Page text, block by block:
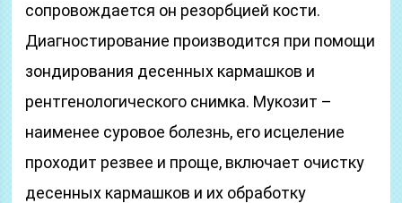
сопровождается он резорбцией кости.
Диагностирование производится при помощи
зондирования десенных кармашков и
рентгенологического снимка. Мукозит –
наименее суровое болезнь, его исцеление
проходит резвее и проще, включает очистку
десенных кармашков и их обработку